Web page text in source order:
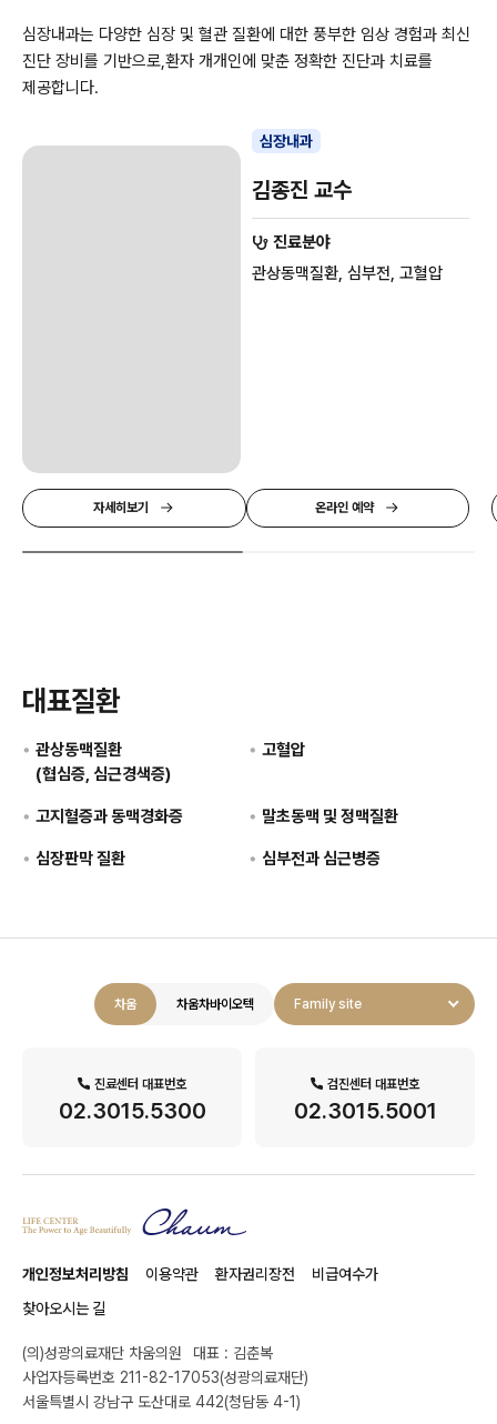
심장내과는 다양한 심장 및 혈관 질환에 대한 풍부한 임상 경험과 최신
진단 장비를 기반으로,환자 개개인에 맞춘 정확한 진단과 치료를
제공합니다.
심장내과
김종진 교수
진료분야
관상동맥질환, 심부전, 고혈압
자세히보기 온라인 예약
대표질환
관상동맥질환
(협심증, 심근경색증)
고혈압
고지혈증과 동맥경화증 말초동맥 및 정맥질환
심장판막 질환 심부전과 심근병증
차움 차움차바이오텍 Family site
진료센터 대표번호
02.3015.5300
검진센터 대표번호
02.3015.5001
개인정보처리방침 이용약관 환자권리장전
비급여수가
찾아오시는 길
(의)성광의료재단 차움의원
대표 : 김춘복
사업자등록번호 211-82-17053(성광의료재단)
서울특별시 강남구 도산대로 442(청담동 4-1)